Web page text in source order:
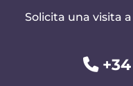
Solicita una visita